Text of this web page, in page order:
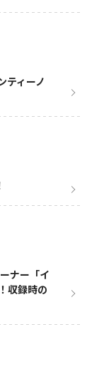
ティーノ
ナー「イ
収録時の